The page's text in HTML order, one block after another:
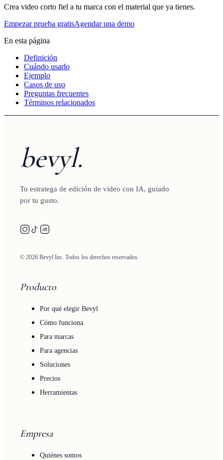
Crea video corto fiel a tu marca con el material que ya tienes.
Empezar prueba gratisAgendar una demo
En esta página
Definición
Cuándo usarlo
Ejemplo
Casos de uso
Preguntas frecuentes
Términos relacionados
bevyl.
Tu estratega de edición de video con IA, guiado
por tu gusto.
© 2026 Bevyl Inc. Todos los derechos reservados.
Producto
Por qué elegir Bevyl
Cómo funciona
Para marcas
Para agencias
Soluciones
Precios
Herramientas
Empresa
Quiénes somos